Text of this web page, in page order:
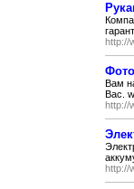
http://
Вам
Вас.
http://
http://